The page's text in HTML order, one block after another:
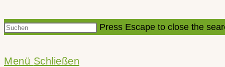
Press Escape to close the
Menü Schließen